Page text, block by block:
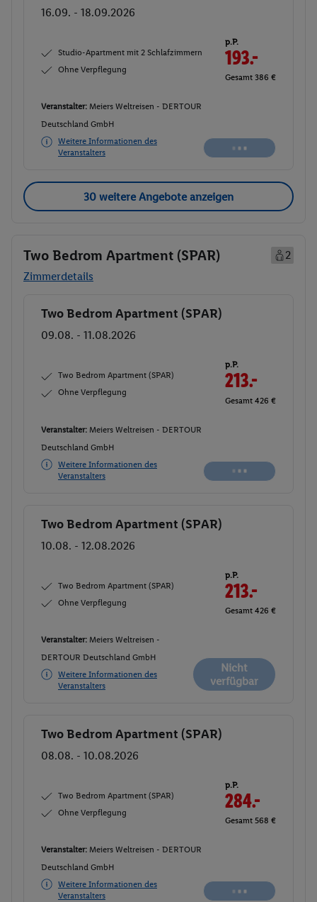
16.09. - 18.09.2026
Studio-Apartment mit 2 Schlafzimmern
Ohne Verpflegung
p.P.
193.-
Gesamt 386 €
Veranstalter: Meiers Weltreisen - DERTOUR
Deutschland GmbH
Weitere Informationen des
Veranstalters
30 weitere Angebote anzeigen
Two Bedrom Apartment (SPAR)
2
Zimmerdetails
Buchen
Two Bedrom Apartment (SPAR)
09.08. - 11.08.2026
Two Bedrom Apartment (SPAR)
Ohne Verpflegung
p.P.
213.-
Gesamt 426 €
Veranstalter: Meiers Weltreisen -
DERTOUR Deutschland GmbH
Weitere Informationen des
Veranstalters
verfügbar
Buchen
Two Bedrom Apartment (SPAR)
10.08. - 12.08.2026
Two Bedrom Apartment (SPAR)
Ohne Verpflegung
p.P.
213.-
Gesamt 426 €
Veranstalter: Meiers Weltreisen -
DERTOUR Deutschland GmbH
Weitere Informationen des
Veranstalters
Nicht
verfügbar
Buchen
Two Bedrom Apartment (SPAR)
08.08. - 10.08.2026
Two Bedrom Apartment (SPAR)
Ohne Verpflegung
p.P.
284.-
Gesamt 568 €
Veranstalter: Meiers Weltreisen - DERTOUR
Deutschland GmbH
Weitere Informationen des
Veranstalters